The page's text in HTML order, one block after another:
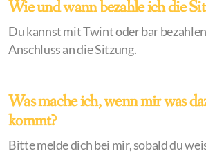
Wie und wann bezahle ich die
Du kannst mit Twint oder bar
Anschluss an die Sitzung.
Was mache ich, wenn mir was
kommt?
Bitte melde dich bei mir, sobald du